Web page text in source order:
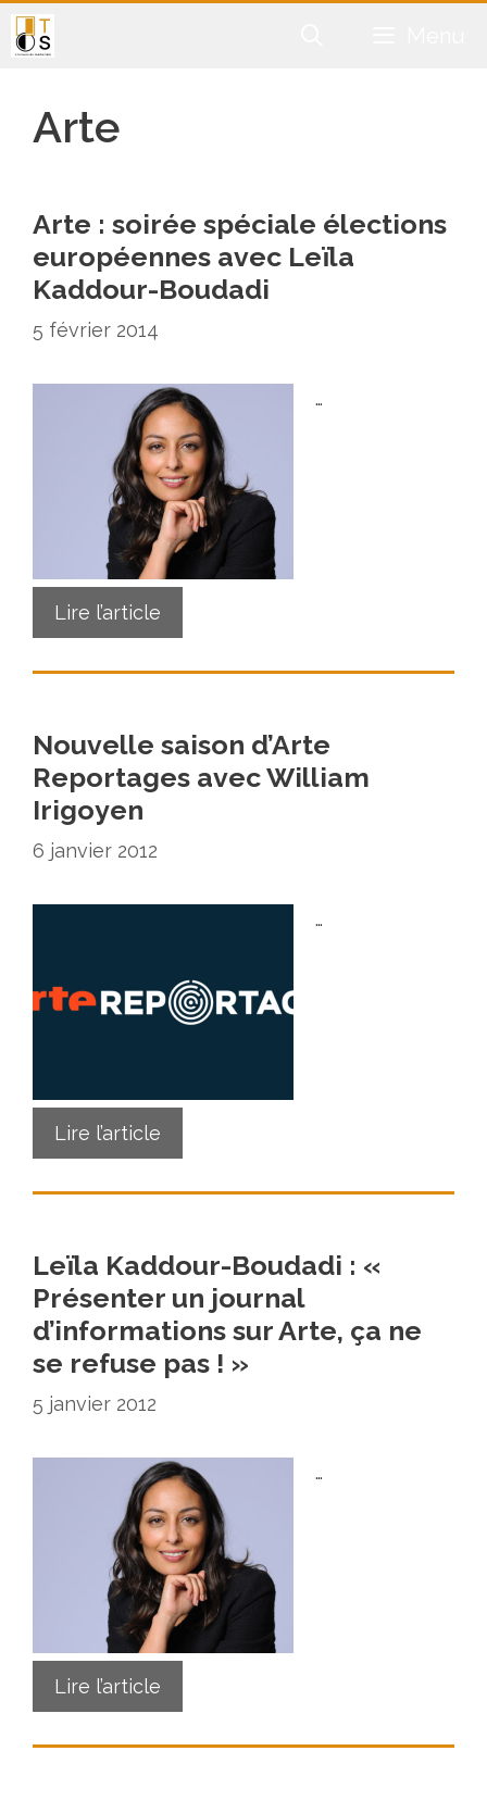
Aller
au
Arte
Arte : soirée spéciale élections
européennes avec Leïla
Kaddour-Boudadi
5 février 2014
…
Lire l’article
Nouvelle saison d’Arte
Reportages avec William
Irigoyen
6 janvier 2012
…
Lire l’article
Leïla Kaddour-Boudadi : «
Présenter un journal
d’informations sur Arte, ça ne
se refuse pas ! »
5 janvier 2012
…
Lire l’article